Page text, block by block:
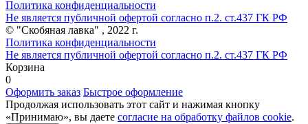
Политика конфиденциальности
Не является публичной офертой согласно п.2. ст.437 ГК РФ
© "Скобяная лавка" , 2022 г.
Политика конфиденциальности
Не является публичной офертой согласно п.2. ст.437 ГК РФ
Корзина
0
Оформить заказ Быстрое оформление
Продолжая использовать этот сайт и нажимая кнопку
«Принимаю», вы даете согласие на обработку файлов cookie.